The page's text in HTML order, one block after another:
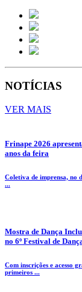
NOTÍCIAS
VER MAIS
Frinape 2026
anos da feira
Coletiva de imprensa, no
...
Mostra de Dança
no 6º Festival de
Com inscrições e acesso
primeiros ...